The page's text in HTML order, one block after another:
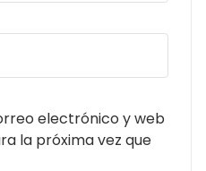
electrónico y web
la próxima vez que